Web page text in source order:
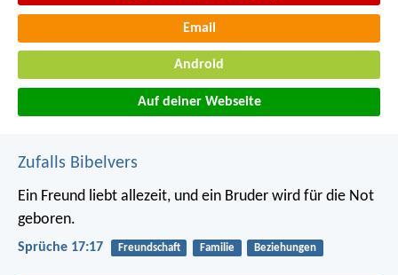
Email
Android
Auf deiner Webseite
Zufalls Bibelvers
Ein Freund liebt allezeit, und ein Bruder wird für die Not
geboren.
Sprüche 17:17 Freundschaft Familie Beziehungen